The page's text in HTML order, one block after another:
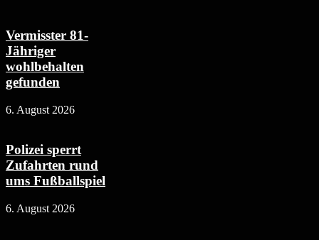
Vermisster 81-
Jähriger
wohlbehalten
gefunden
6. August 2026
Polizei sperrt
Zufahrten rund
ums Fußballspiel
6. August 2026